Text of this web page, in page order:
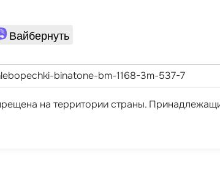
Вайбернуть
на территории страны.